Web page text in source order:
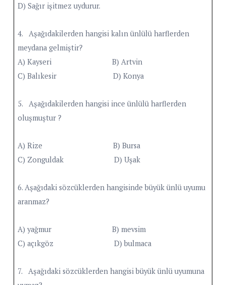
D) Sağır işitmez uydurur.
4. Aşağıdakilerden hangisi kalın ünlülü harflerden
meydana gelmiştir?
A) Kayseri B) Artvin
C) Balıkesir D) Konya
5. Aşağıdakilerden hangisi ince ünlülü harflerden
oluşmuştur ?
A) Rize B) Bursa
C) Zonguldak D) Uşak
6. Aşağıdaki sözcüklerden hangisinde büyük ünlü uyumu
aranmaz?
A) yağmur B) mevsim
C) açıkgöz D) bulmaca
7. Aşağıdaki sözcüklerden hangisi büyük ünlü uyumuna